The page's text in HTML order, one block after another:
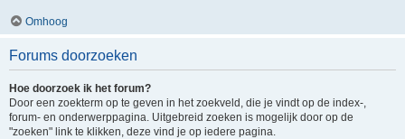
Omhoog
Forums doorzoeken
Hoe doorzoek ik het forum?
Door een zoekterm op te geven in het zoekveld, die je vindt op de index-,
forum- en onderwerppagina. Uitgebreid zoeken is mogelijk door op de
"zoeken" link te klikken, deze vind je op iedere pagina.